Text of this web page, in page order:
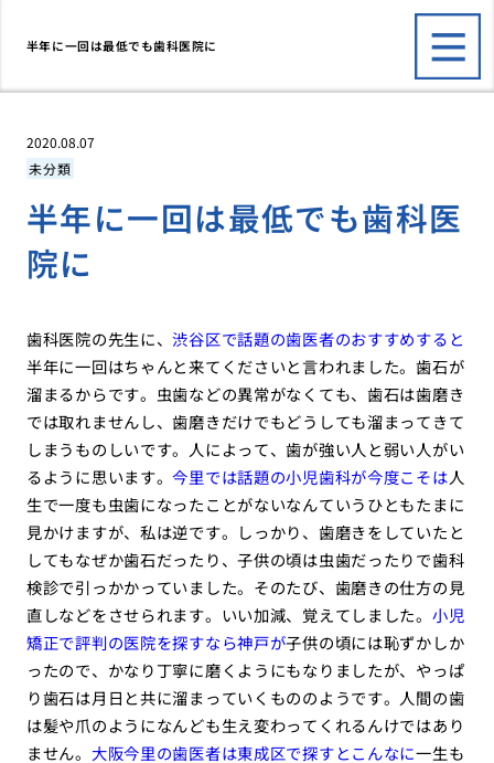
半年に一回は最低でも歯科医院に
2020.08.07
未分類
半年に一回は最低でも歯科医
院に
歯科医院の先生に、渋谷区で話題の歯医者のおすすめすると
半年に一回はちゃんと来てくださいと言われました。歯石が
溜まるからです。虫歯などの異常がなくても、歯石は歯磨き
では取れませんし、歯磨きだけでもどうしても溜まってきて
しまうものしいです。人によって、歯が強い人と弱い人がい
るように思います。今里では話題の小児歯科が今度こそは人
生で一度も虫歯になったことがないなんていうひともたまに
見かけますが、私は逆です。しっかり、歯磨きをしていたと
してもなぜか歯石だったり、子供の頃は虫歯だったりで歯科
検診で引っかかっていました。そのたび、歯磨きの仕方の見
直しなどをさせられます。いい加減、覚えてしました。 小児
矯正で評判の医院を探すなら神戸が子供の頃には恥ずかしか
ったので、かなり丁寧に磨くようにもなりましたが、やっぱ
り歯石は月日と共に溜まっていくもののようです。人間の歯
は髪や爪のようになんども生え変わってくれるんけではあり
ません。 大阪今里の歯医者は東成区で探すとこんなに一生も